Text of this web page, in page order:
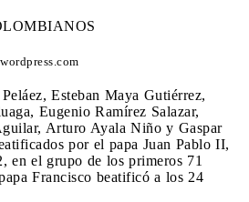
Esteban Maya Gutiérrez,
Eugenio Ramírez Salazar,
Arturo Ayala Niño y Gaspar
por el papa Juan Pablo II,
en el grupo de los primeros 71
Francisco beatificó a los 24